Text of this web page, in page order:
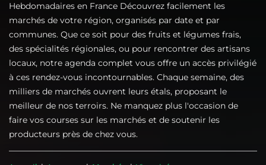
Hebdomadaires en France Découvrez facilement les
marchés de votre région, organisés par date et par
communes. Que ce soit pour des fruits et légumes frais,
des spécialités régionales, ou pour rencontrer des artisans
locaux, notre agenda complet vous offre un accès privilégié
à ces rendez-vous incontournables. Chaque semaine, des
milliers de marchés ouvrent leurs étals, proposant le
meilleur de nos terroirs. Ne manquez plus l'occasion de
faire vos courses sur les marchés et de soutenir les
producteurs près de chez vous.